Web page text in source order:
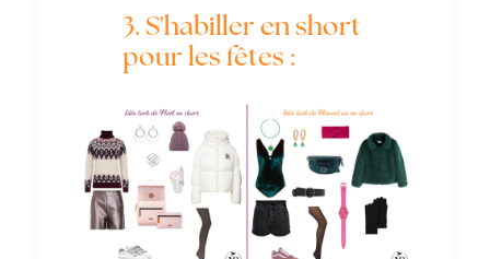
3. S'habiller en short
pour les fêtes :